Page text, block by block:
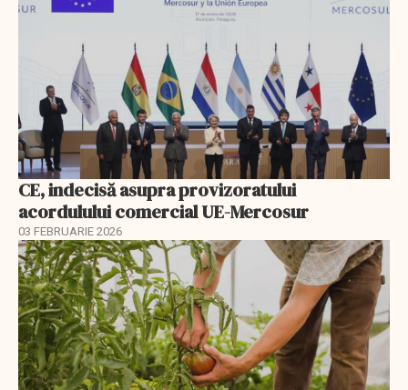
CE, indecisă asupra provizoratului
acordulului comercial UE-Mercosur
03 FEBRUARIE 2026